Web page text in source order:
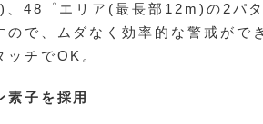
、48゜エリア(最長部12m)の2パ
ので、ムダなく効率的な警戒がで
ッチでOK。
素子を採用